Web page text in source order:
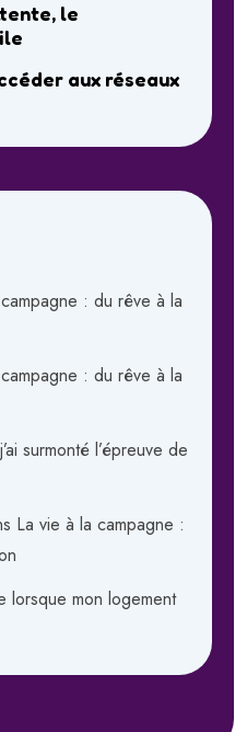
le
aux réseaux
: du rêve à la
: du rêve à la
surmonté l’épreuve de
La vie à la campagne :
lorsque mon logement